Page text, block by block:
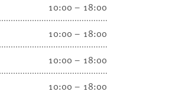
10:00 – 18:00
10:00 – 18:00
10:00 – 18:00
10:00 – 18:00